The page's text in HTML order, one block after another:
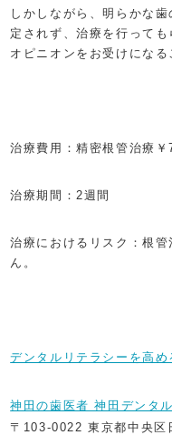
しかしながら、明らかな
定されず、治療を行って
オピニオンをお受けになる
治療費用：精密根管治療
治療期間：2週間
治療におけるリスク：根
ん。
デンタルリテラシーを高
神田の歯医者 神田デンタ
〒103-0022 東京都中央区